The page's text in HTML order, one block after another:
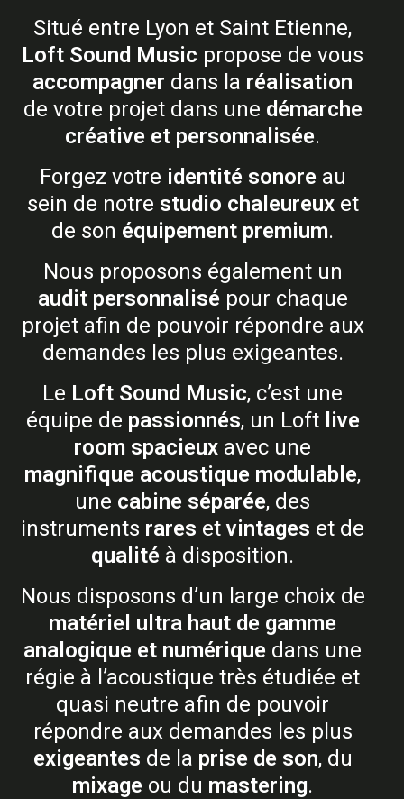
Situé entre Lyon et Saint Etienne,
Loft Sound Music propose de vous
accompagner dans la réalisation
de votre projet dans une démarche
créative et personnalisée.
Forgez votre identité sonore au
sein de notre studio chaleureuxet
de son équipement premium.
Nous proposons également un
audit personnalisé pour chaque
projet afin de pouvoir répondre aux
demandes les plus exigeantes.
Le Loft Sound Music, c’est une
équipe de passionnés, un Loft live
room spacieux avec une
magnifique acoustique modulable,
une cabine séparée, des
instruments rares etvintages et de
qualité à disposition.
Nous disposons d’un large choix de
matériel ultra haut de gamme
analogique et numérique dans une
régie à l’acoustique très étudiée et
quasi neutre afin de pouvoir
répondre aux demandes les plus
exigeantes de la prise de son, du
mixage ou du mastering.